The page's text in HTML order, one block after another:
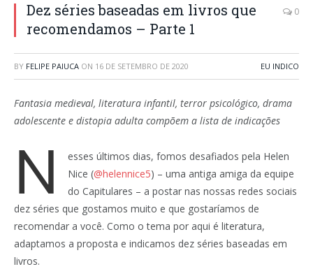
Dez séries baseadas em livros que
recomendamos – Parte 1
0
BY FELIPE PAIUCA ON 16 DE SETEMBRO DE 2020 EU INDICO
Fantasia medieval, literatura infantil, terror psicológico, drama
adolescente e distopia adulta compõem a lista de indicações
N
esses últimos dias, fomos desafiados pela Helen
Nice (@helennice5) – uma antiga amiga da equipe
do Capitulares – a postar nas nossas redes sociais
dez séries que gostamos muito e que gostaríamos de
recomendar a você. Como o tema por aqui é literatura,
adaptamos a proposta e indicamos dez séries baseadas em
livros.